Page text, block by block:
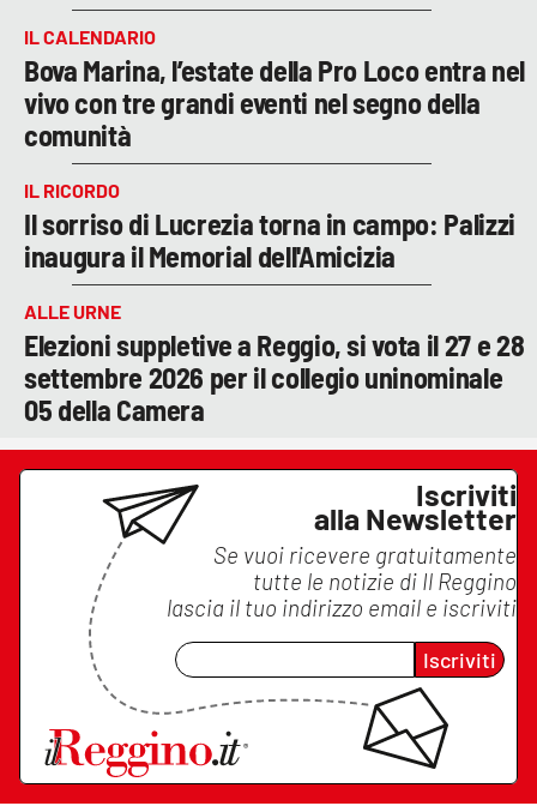
IL CALENDARIO
Bova Marina, l’estate della Pro Loco entra nel
vivo con tre grandi eventi nel segno della
comunità
IL RICORDO
Il sorriso di Lucrezia torna in campo: Palizzi
inaugura il Memorial dell'Amicizia
ALLE URNE
Elezioni suppletive a Reggio, si vota il 27 e 28
settembre 2026 per il collegio uninominale
05 della Camera
Iscriviti
alla Newsletter
Se vuoi ricevere gratuitamente
tutte le notizie di Il Reggino
lascia il tuo indirizzo email e iscriviti
Iscriviti